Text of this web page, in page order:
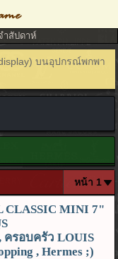
บนอุปกรณ์พกพา
CLASSIC MINI 7"
ครอบครัว LOUIS
, Hermes ;)
ำสัปดาห์